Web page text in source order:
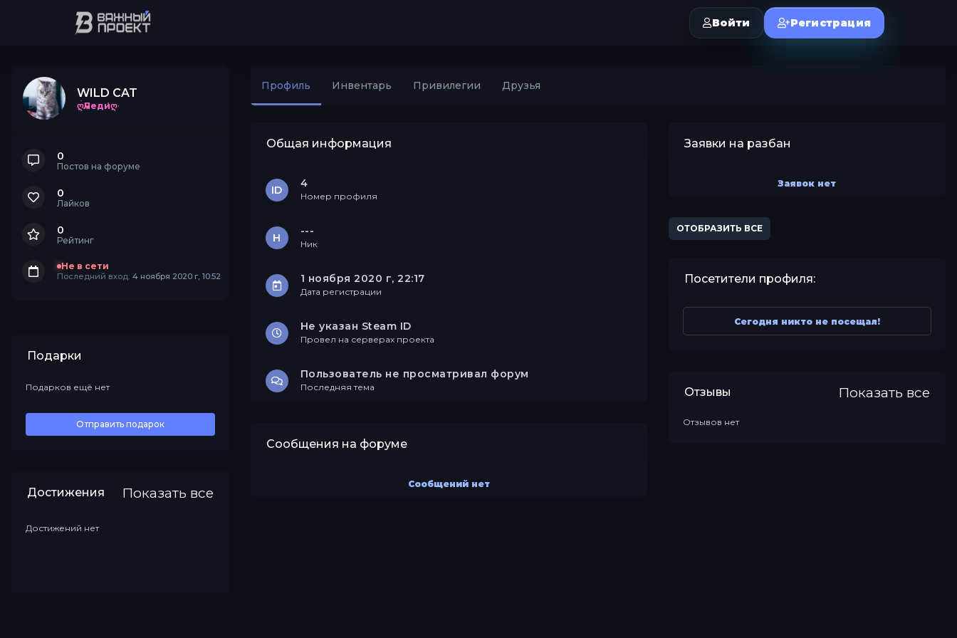
Войти Регистрация
WILD CAT
ღЛедиღ
0
Постов на форуме
0
Лайков
0
Рейтинг
Не в сети
Последний вход: 4 ноября 2020 г, 10:52
Подарки
Все
Подарков ещё нет
Отправить подарок
Достижения Показать все
Достижений нет
Профиль Инвентарь Привилегии Друзья
Общая информация
ID
4
Номер профиля
Н
---
Ник
1 ноября 2020 г, 22:17
Дата регистрации
Не указан Steam ID
Провел на серверах проекта
Пользователь не просматривал форум
Последняя тема
Сообщения на форуме
Сообщений нет
Заявки на разбан
Заявок нет
ОТОБРАЗИТЬ ВСЕ
Посетители профиля:
Сегодня никто не посещал!
Отзывы Показать все
Отзывов нет